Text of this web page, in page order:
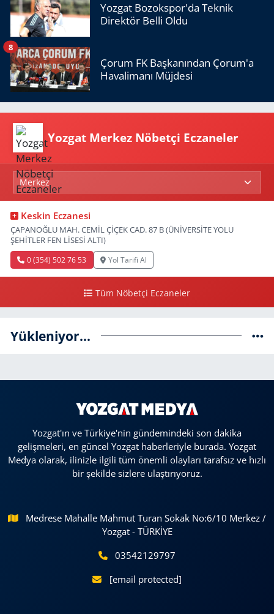
Yozgat Bozokspor'da Teknik
Direktör Belli Oldu
Çorum FK Başkanından Çorum'a
Havalimanı Müjdesi
8
Yozgat Merkez Nöbetçi Eczaneler
Keskin Eczanesi
ÇAPANOĞLU MAH. CEMİL ÇİÇEK CAD. 87 B (ÜNİVERSİTE YOLU
ŞEHİTLER FEN LİSESİ ALTI)
0 (354) 502 76 53 Yol Tarifi Al
Tüm Nöbetçi Eczaneler
Yükleniyor...
Yozgat'ın ve Türkiye'nin gündemindeki son dakika
gelişmeleri, en güncel Yozgat haberleriyle burada. Yozgat
Medya olarak, ilinizle ilgili tüm önemli olayları tarafsız ve hızlı
bir şekilde sizlere ulaştırıyoruz.
Medrese Mahalle Mahmut Turan Sokak No:6/10 Merkez /
Yozgat - TÜRKİYE
03542129797
[email protected]